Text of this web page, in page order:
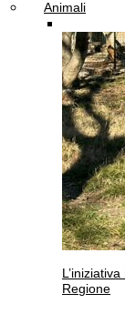
Animali
L’iniziativa
Regione